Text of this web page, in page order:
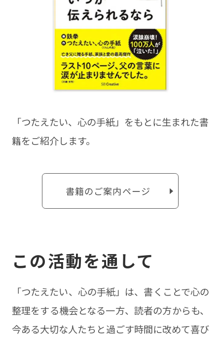
「つたえたい、⼼の⼿紙」をもとに⽣まれた書
籍をご紹介します。
書籍のご案内ページ
この活動を通して
「つたえたい、心の手紙」は、書くことで心の
整理をする機会となる一方、読者の方からも、
今ある大切な人たちと過ごす時間に改めて喜び